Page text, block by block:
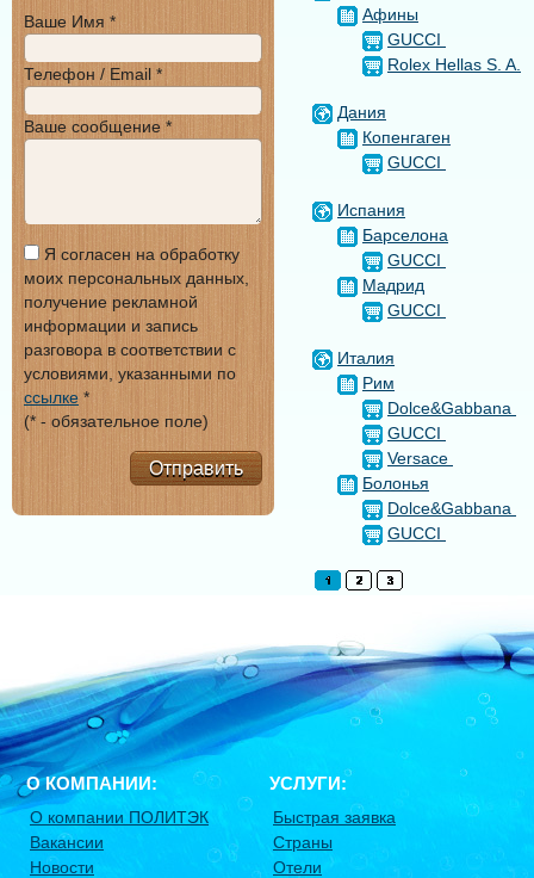
Афины
GUCCI
Rolex Hellas S. A.
Дания
Копенгаген
GUCCI
Испания
Барселона
GUCCI
Мадрид
GUCCI
Италия
Рим
Dolce&Gabbana
GUCCI
Versace
Болонья
Dolce&Gabbana
GUCCI
Ваше Имя *
Телефон / Email *
Ваше сообщение *
Я согласен на обработку
моих персональных данных,
получение рекламной
информации и запись
разговора в соответствии с
условиями, указанными по
ссылке *
(* - обязательное поле)
Отправить
О КОМПАНИИ:
О компании ПОЛИТЭК
Вакансии
Новости
УСЛУГИ:
Быстрая заявка
Страны
Отели